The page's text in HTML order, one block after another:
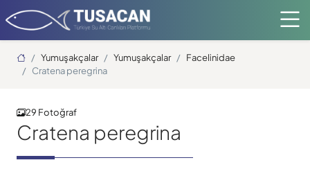
Ana Sayfa
Yumuşakçalar Yumuşakçalar
Facelinidae
Cratena peregrina
29 Fotoğraf
Cratena peregrina